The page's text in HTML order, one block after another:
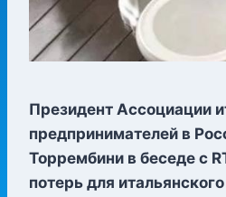
Президент Ассоциации
предпринимателей в
Торрембини в беседе с
потерь для